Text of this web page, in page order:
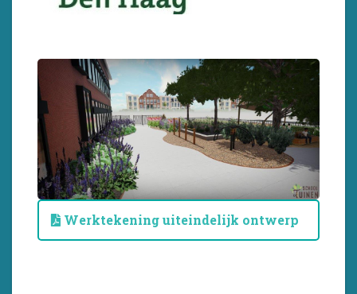
Werktekening uiteindelijk ontwerp